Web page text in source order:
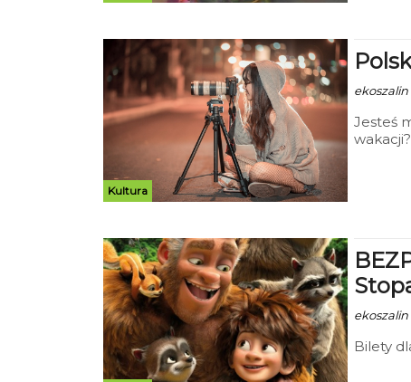
Kultura
ekoszalin
Jesteś
ekoszalin
Bilety